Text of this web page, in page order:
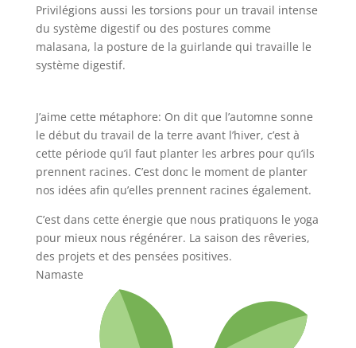
Privilégions aussi les torsions pour un travail intense
du système digestif ou des postures comme
malasana, la posture de la guirlande qui travaille le
système digestif.
J’aime cette métaphore: On dit que l’automne sonne
le début du travail de la terre avant l’hiver, c’est à
cette période qu’il faut planter les arbres pour qu’ils
prennent racines. C’est donc le moment de planter
nos idées afin qu’elles prennent racines également.
C’est dans cette énergie que nous pratiquons le yoga
pour mieux nous régénérer. La saison des rêveries,
des projets et des pensées positives.
Namaste